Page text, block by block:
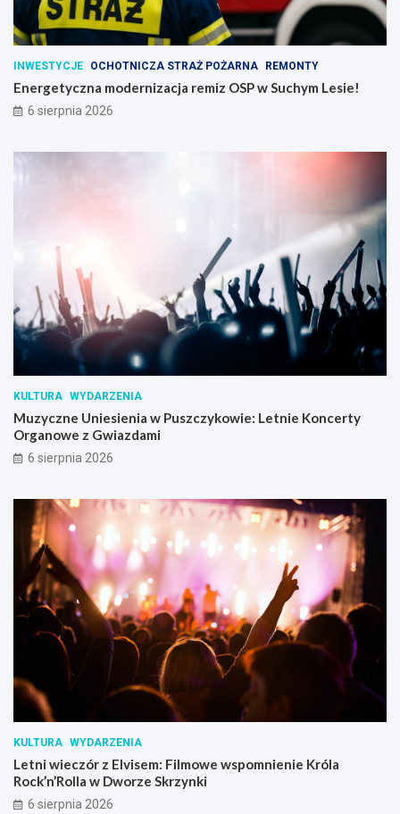
INWESTYCJE OCHOTNICZA STRAŻ POŻARNA REMONTY
Energetyczna modernizacja remiz OSP w Suchym Lesie!
6 sierpnia 2026
KULTURA WYDARZENIA
Muzyczne Uniesienia w Puszczykowie: Letnie Koncerty
Organowe z Gwiazdami
6 sierpnia 2026
KULTURA WYDARZENIA
Letni wieczór z Elvisem: Filmowe wspomnienie Króla
Rock’n’Rolla w Dworze Skrzynki
6 sierpnia 2026